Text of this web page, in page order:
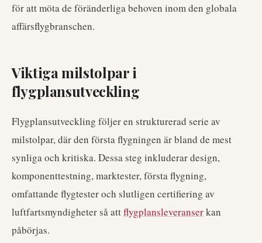
för att möta de föränderliga behoven inom den globala
affärsflygbranschen.
Viktiga milstolpar i
flygplansutveckling
Flygplansutveckling följer en strukturerad serie av
milstolpar, där den första flygningen är bland de mest
synliga och kritiska. Dessa steg inkluderar design,
komponenttestning, marktester, första flygning,
omfattande flygtester och slutligen certifiering av
luftfartsmyndigheter så attflygplansleveranserkan
påbörjas.